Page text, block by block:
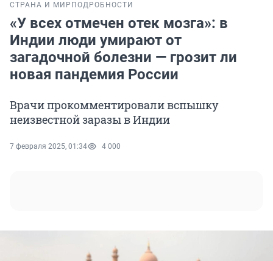
СТРАНА И МИР ПОДРОБНОСТИ
«У всех отмечен отек мозга»: в
Индии люди умирают от
загадочной болезни — грозит ли
новая пандемия России
Врачи прокомментировали вспышку
неизвестной заразы в Индии
7 февраля 2025, 01:34 4 000